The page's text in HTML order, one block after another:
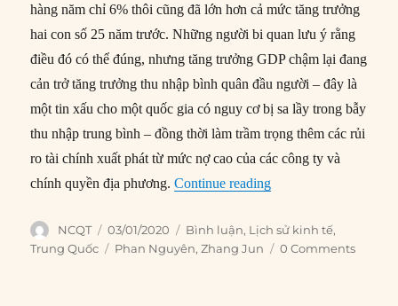
hàng năm chỉ 6% thôi cũng đã lớn hơn cả mức tăng trưởng
hai con số 25 năm trước. Những người bi quan lưu ý rằng
điều đó có thể đúng, nhưng tăng trưởng GDP chậm lại đang
cản trở tăng trưởng thu nhập bình quân đầu người – đây là
một tin xấu cho một quốc gia có nguy cơ bị sa lầy trong bẫy
thu nhập trung bình – đồng thời làm trầm trọng thêm các rủi
ro tài chính xuất phát từ mức nợ cao của các công ty và
chính quyền địa phương.Continue reading“Can thiệp từ nhà
Author
NCQT
Posted
on
03/01/2020 Categories
Bình luận, Lịch sử kinh tế,
Trung Quốc
Tags
Phan Nguyên,Zhang Jun 0 Comments